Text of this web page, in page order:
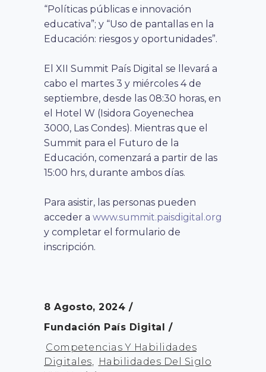
“Políticas públicas e innovación
educativa”; y “Uso de pantallas en la
Educación: riesgos y oportunidades”.
El XII Summit País Digital se llevará a
cabo el martes 3 y miércoles 4 de
septiembre, desde las 08:30 horas, en
el Hotel W (Isidora Goyenechea
3000, Las Condes). Mientras que el
Summit para el Futuro de la
Educación, comenzará a partir de las
15:00 hrs, durante ambos días.
Para asistir, las personas pueden
acceder a www.summit.paisdigital.org
y completar el formulario de
inscripción.
8 Agosto, 2024
Fundación País Digital
Competencias Y Habilidades
Digitales
Habilidades Del Siglo